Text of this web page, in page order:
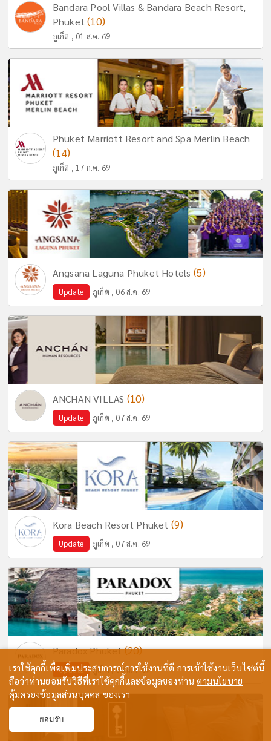
Bandara Pool Villas & Bandara Beach Resort,
Phuket(10)
ภูเก็ต , 01 ส.ค. 69
Phuket Marriott Resort and Spa Merlin Beach
(14)
ภูเก็ต , 17 ก.ค. 69
Angsana Laguna Phuket Hotels (5)
Update ภูเก็ต , 06 ส.ค. 69
ANCHAN VILLAS (10)
Update ภูเก็ต , 07 ส.ค. 69
Kora Beach Resort Phuket (9)
Update ภูเก็ต , 07 ส.ค. 69
Paradox Phuket(20)
Update ภูเก็ต , 08 ส.ค. 69
เราใช้คุกกี้เพื่อเพิ่มประสบการณ์การใช้งานที่ดี การเข้าใช้งานเว็บไซต์นี้
ถือว่าท่านยอมรับวิธีที่เราใช้คุกกี้และข้อมูลของท่านตามนโยบาย
คุ้มครองข้อมูลส่วนบุคคล ของเรา
ยอมรับ